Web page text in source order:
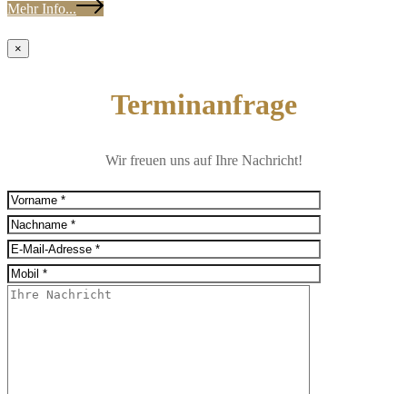
Mehr Info...
×
Terminanfrage
Wir freuen uns auf Ihre Nachricht!